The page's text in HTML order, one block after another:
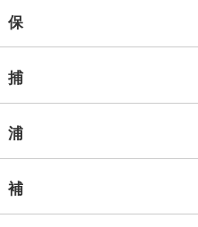
保
捕
浦
補